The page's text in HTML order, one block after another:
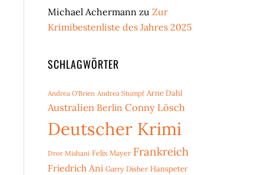
Michael Achermann zu Zur
Krimibestenliste des Jahres 2025
SCHLAGWÖRTER
Andrea O'Brien Andrea Stumpf Arne Dahl
Australien Berlin Conny Lösch
Deutscher Krimi
Dror Mishani Felix Mayer Frankreich
Friedrich Ani Garry Disher Hanspeter